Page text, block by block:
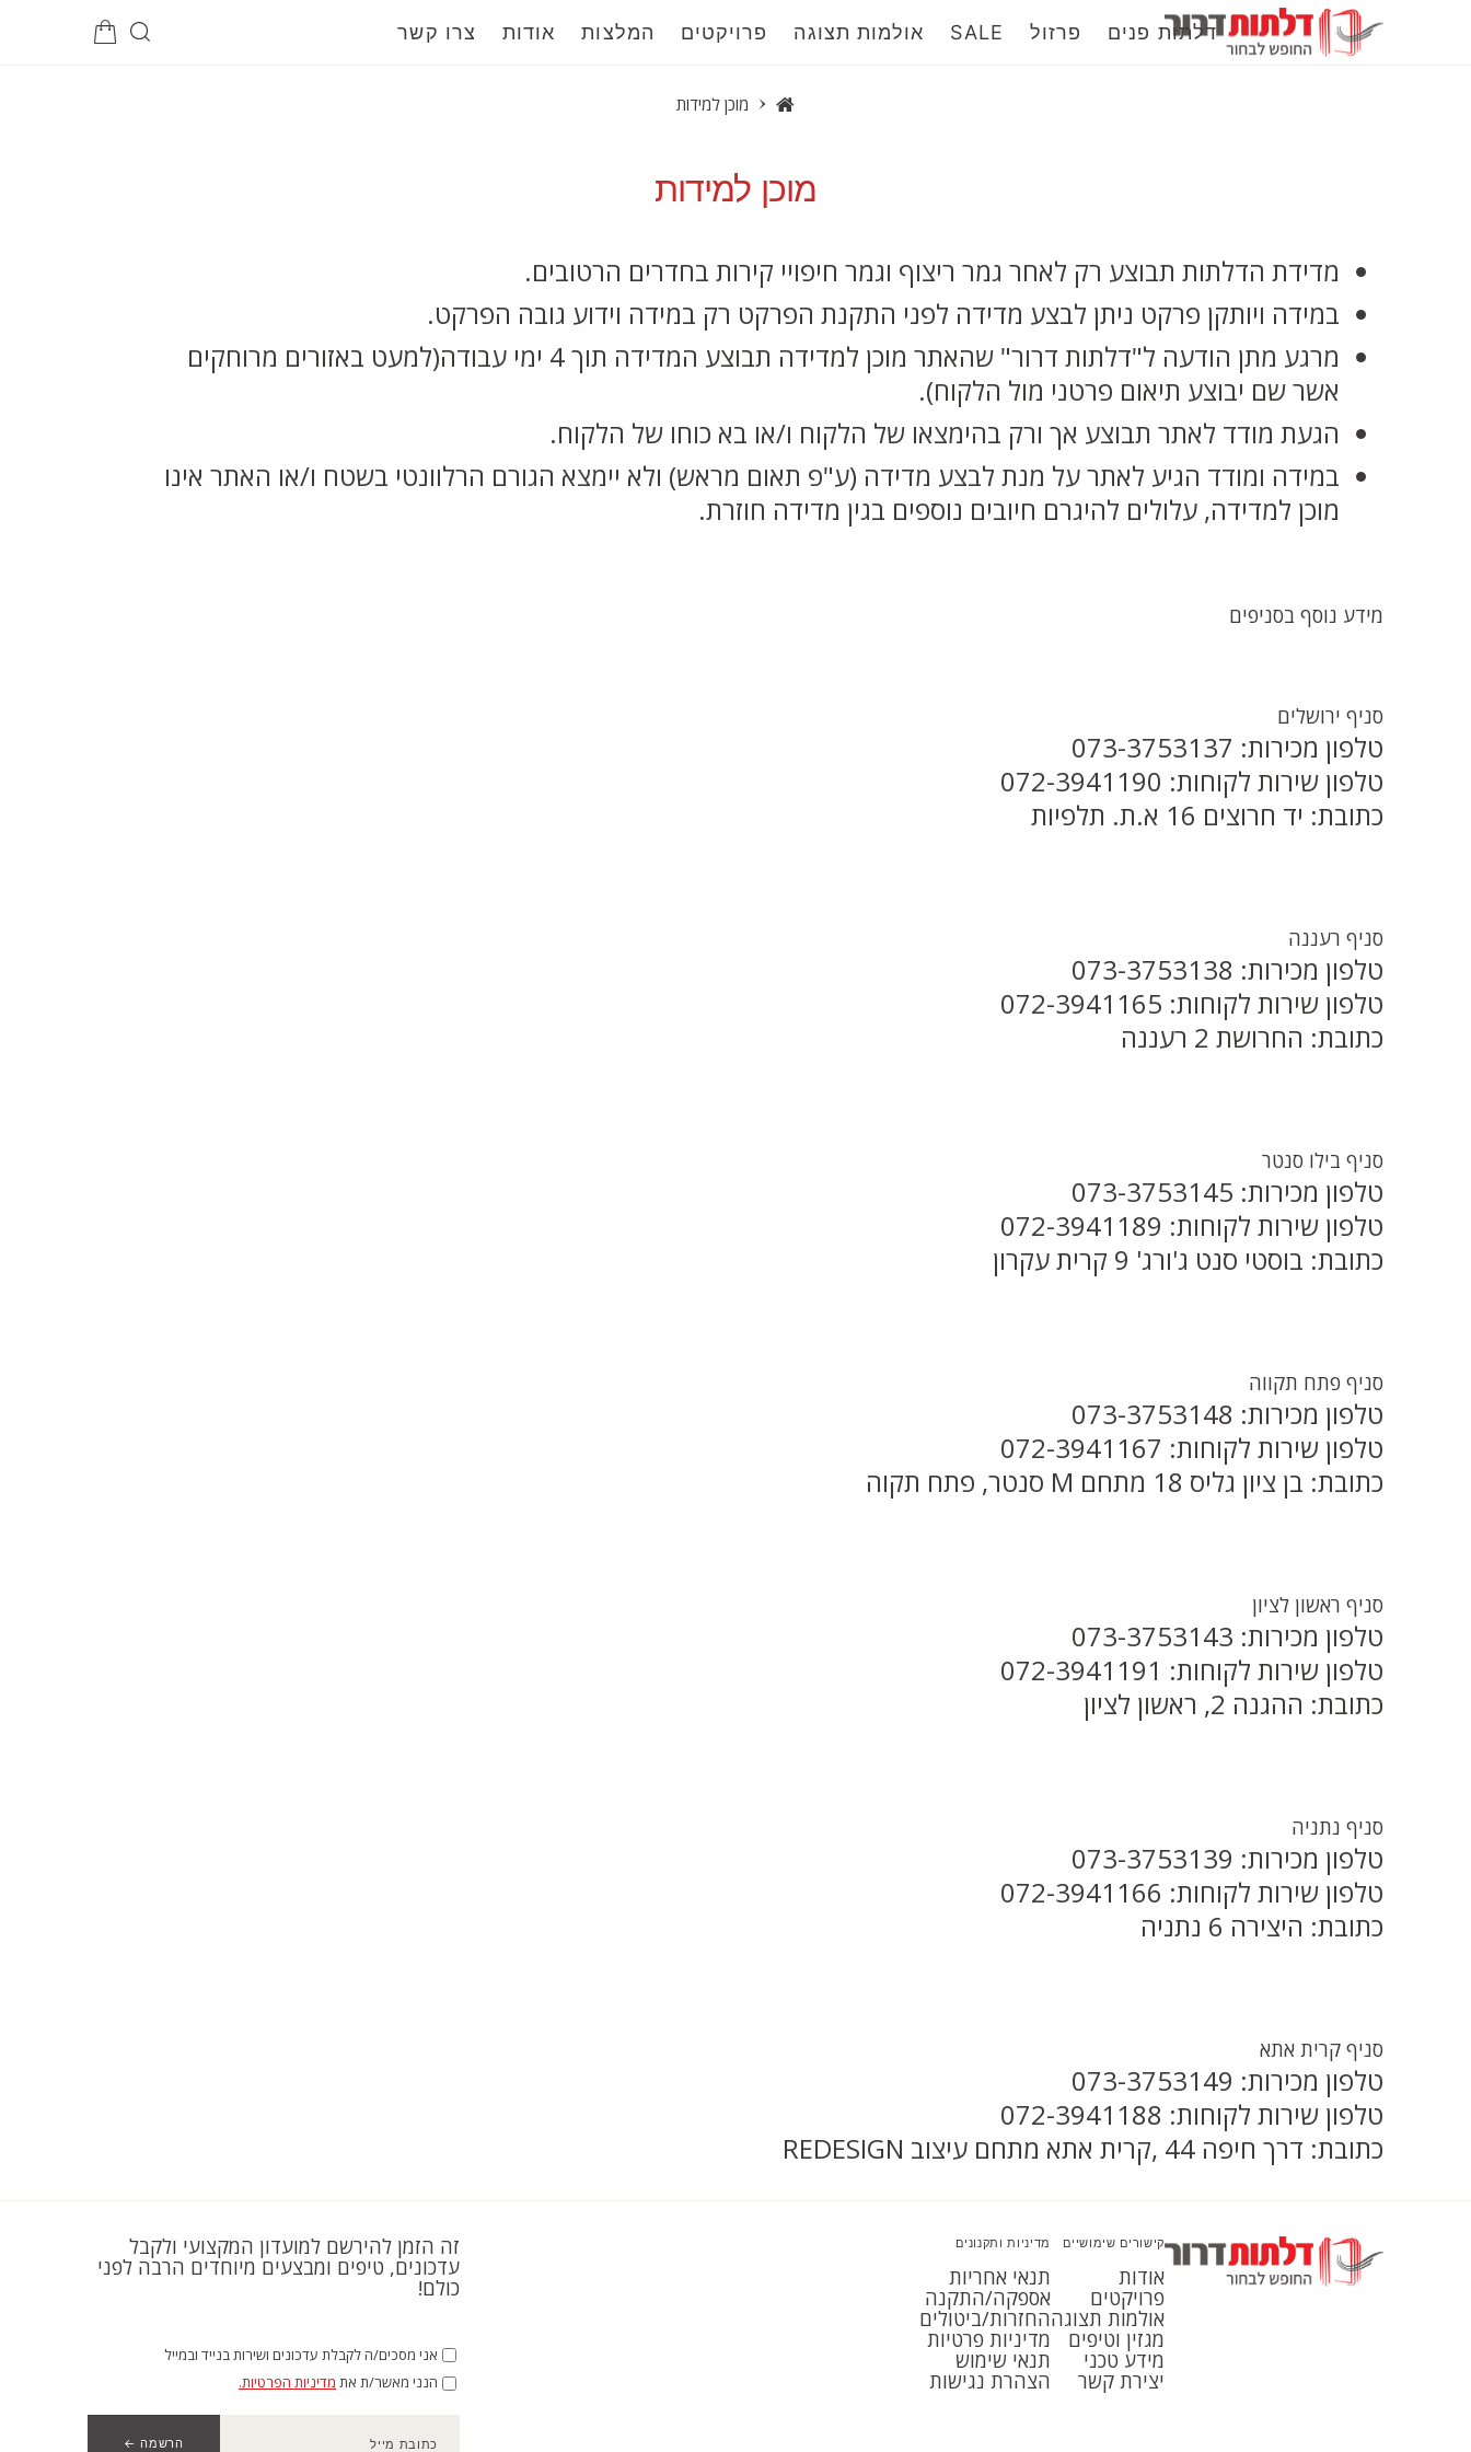
דלתות פנים פרזול SALE אולמות תצוגה פרויקטים המלצות אודות צרו קשר
מוכן למידות
מוכן למידות
מדידת הדלתות תבוצע רק לאחר גמר ריצוף וגמר חיפויי קירות בחדרים הרטובים.
במידה ויותקן פרקט ניתן לבצע מדידה לפני התקנת הפרקט רק במידה וידוע גובה הפרקט.
מרגע מתן הודעה ל"דלתות דרור" שהאתר מוכן למדידה תבוצע המדידה תוך 4 ימי עבודה(למעט באזורים מרוחקים
אשר שם יבוצע תיאום פרטני מול הלקוח).
הגעת מודד לאתר תבוצע אך ורק בהימצאו של הלקוח ו/או בא כוחו של הלקוח.
במידה ומודד הגיע לאתר על מנת לבצע מדידה (ע"פ תאום מראש) ולא יימצא הגורם הרלוונטי בשטח ו/או האתר אינו
מוכן למדידה, עלולים להיגרם חיובים נוספים בגין מדידה חוזרת.
מידע נוסף בסניפים
סניף ירושלים
טלפון מכירות: 073-3753137
טלפון שירות לקוחות: 072-3941190
כתובת: יד חרוצים 16 א.ת. תלפיות
סניף רעננה
טלפון מכירות: 073-3753138
טלפון שירות לקוחות: 072-3941165
כתובת: החרושת 2 רעננה
סניף בילו סנטר
טלפון מכירות: 073-3753145
טלפון שירות לקוחות: 072-3941189
כתובת: בוסטי סנט ג'ורג' 9 קרית עקרון
סניף פתח תקווה
טלפון מכירות: 073-3753148
טלפון שירות לקוחות: 072-3941167
כתובת: בן ציון גליס 18 מתחם M סנטר, פתח תקוה
סניף ראשון לציון
טלפון מכירות: 073-3753143
טלפון שירות לקוחות: 072-3941191
כתובת: ההגנה 2, ראשון לציון
סניף נתניה
טלפון מכירות: 073-3753139
טלפון שירות לקוחות: 072-3941166
כתובת: היצירה 6 נתניה
סניף קרית אתא
טלפון מכירות: 073-3753149
טלפון שירות לקוחות: 072-3941188
כתובת: דרך חיפה 44 ,קרית אתא מתחם עיצוב REDESIGN
קישורים שימושיים
אודות
פרויקטים
אולמות תצוגה
מגזין וטיפים
מידע טכני
יצירת קשר
מדיניות ותקנונים
תנאי אחריות
אספקה/התקנה
החזרות/ביטולים
מדיניות פרטיות
תנאי שימוש
הצהרת נגישות
זה הזמן להירשם למועדון המקצועי ולקבל
עדכונים, טיפים ומבצעים מיוחדים הרבה לפני
כולם!
אני מסכים/ה לקבלת עדכונים ושירות בנייד ובמייל
הנני מאשר/ת את מדיניות הפרטיות.
כתובת מייל הרשמה ←